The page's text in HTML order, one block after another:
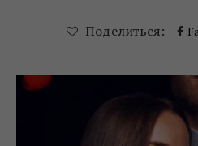
Поделиться: